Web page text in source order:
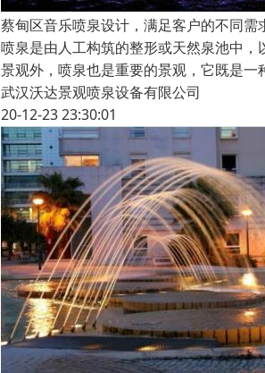
蔡甸区音乐喷泉设计，满足客户的不同需
喷泉是由人工构筑的整形或天然泉池中
景观外，喷泉也是重要的景观，它既是
武汉沃达景观喷泉设备有限公司
20-12-23 23:30:01